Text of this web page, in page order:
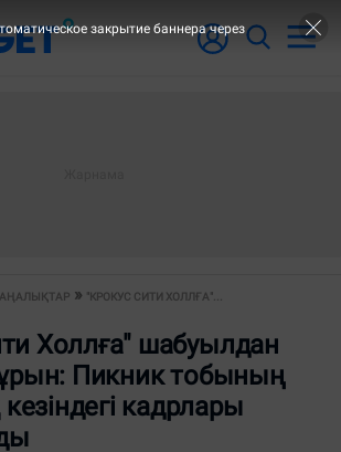
"КРОКУС СИТИ ХОЛЛҒА"...
Холлға" шабуылдан
Пикник тобының
кадрлары
закрытие баннера через